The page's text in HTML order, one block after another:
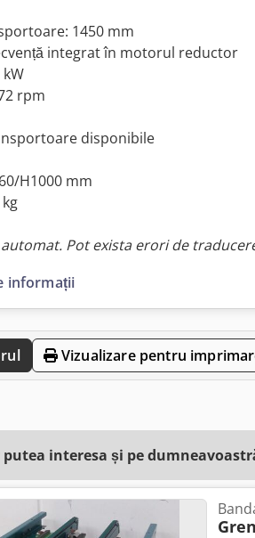
1450 mm
integrat în motorul reductor
rpm
disponibile
H1000 mm
Pot exista erori de
informații
Vizualizare pentru
interesa și pe